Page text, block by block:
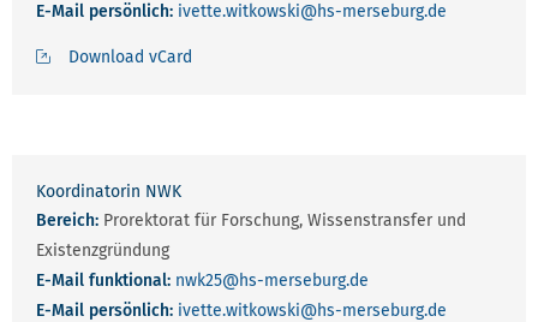
E-Mail persönlich: ivette.witkowski@hs-merseburg.de
Download vCard
Koordinatorin NWK
Bereich: Prorektorat für Forschung, Wissenstransfer und
Existenzgründung
E-Mail funktional: nwk25@hs-merseburg.de
E-Mail persönlich: ivette.witkowski@hs-merseburg.de